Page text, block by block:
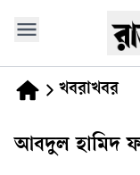
খবরাখবর
আবদুল হামিদ